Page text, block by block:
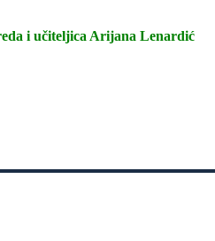
i učiteljica Arijana Lenardić